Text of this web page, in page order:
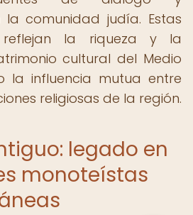
comunidad judía. Estas
reflejan la riqueza y la
cultural del Medio
la influencia mutua entre
religiosas de la región.
legado en
monoteístas